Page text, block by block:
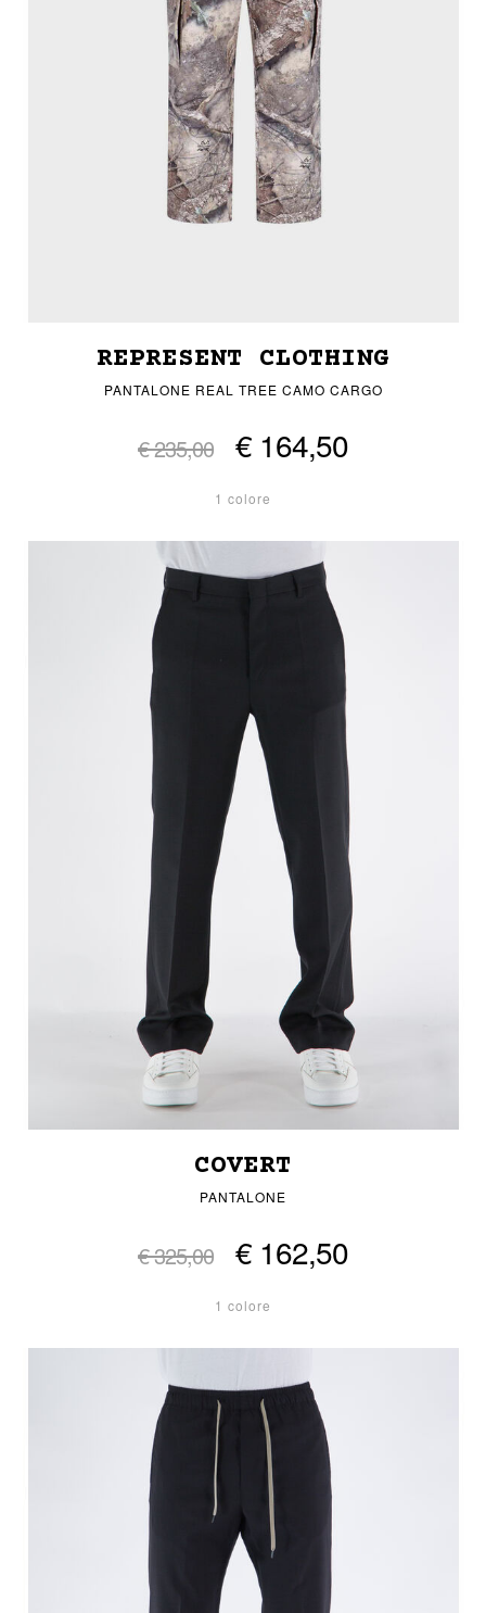
REPRESENT CLOTHING
PANTALONE REAL TREE CAMO CARGO
€ 235,00 € 164,50
1 colore
COVERT
PANTALONE
€ 325,00 € 162,50
1 colore